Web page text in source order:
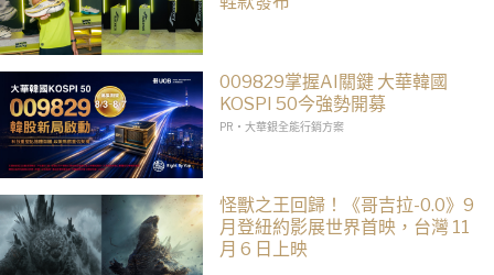
009829掌握AI關鍵 大華韓國
KOSPI 50今強勢開募
PR・大華銀全能行銷方案
怪獸之王回歸！《哥吉拉-0.0》9
月登紐約影展世界首映，台灣 11
月 6 日上映